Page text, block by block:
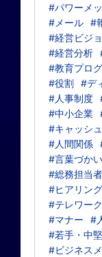
#パワーメ
#メール #
#経営ビジ
#経営分析
#教育プロ
#役割 #デ
#人事制度
#中小企業
#キャッシ
#人間関係
#言葉づかい
#総務担当者
#ヒアリング
#テレワーク
#マナー
#
#若手・中堅
#ビジネス